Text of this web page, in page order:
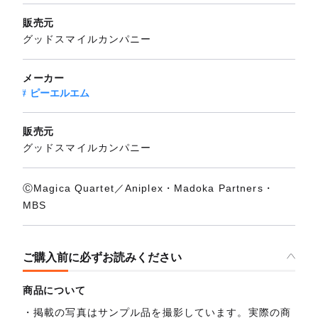
販売元
グッドスマイルカンパニー
メーカー
ピーエルエム
販売元
グッドスマイルカンパニー
ⒸMagica Quartet／Aniplex・Madoka Partners・
MBS
ご購入前に必ずお読みください
商品について
掲載の写真はサンプル品を撮影しています。実際の商